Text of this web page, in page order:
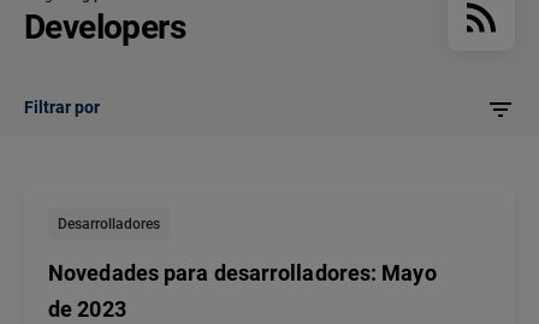
Developers
Filtrar por
Desarrolladores
Novedades para desarrolladores: Mayo
de 2023